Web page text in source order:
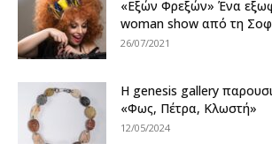
«Εξών Φρεξών» Ένα
woman show από τη
26/07/2021
Η genesis gallery
«Φως, Πέτρα, Κλωστή»
12/05/2024